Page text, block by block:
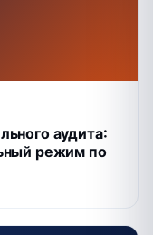
аудита:
режим по